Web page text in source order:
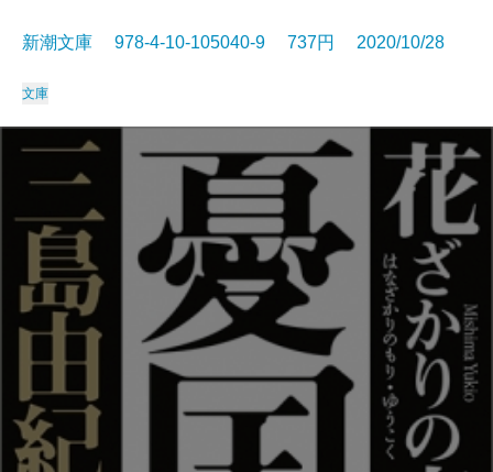
新潮文庫 978-4-10-105040-9 737円 2020/10/28
文庫